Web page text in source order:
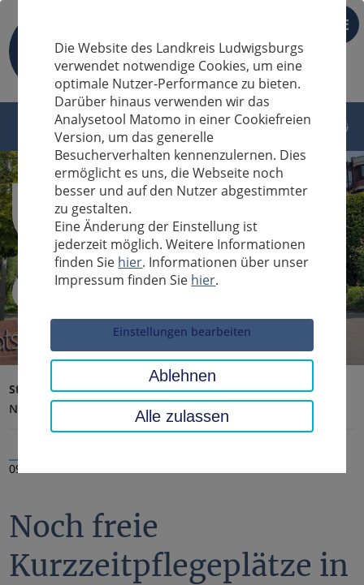
DE
Sucheingabe
Startseite Landratsamt, Landkreis
Aktuelles
Nachrichten
09.12.2025
Noch freie
Kurzzeitpflegeplätze in
Die Website des Landkreis Ludwigsburgs
verwendet notwendige Cookies, um eine
optimale Nutzer-Performance zu bieten.
Darüber hinaus verwenden wir das
Analysetool Matomo in einer Cookiefreien
Version, um das generelle
Besucherverhalten kennenzulernen. Dies
ermöglicht es uns, die Webseite noch
besser und auf den Nutzer abgestimmter
zu gestalten.
Eine Änderung der Einstellung ist
jederzeit möglich. Weitere Informationen
finden Sie hier. Informationen über unser
Impressum finden Sie hier.
Einstellungen bearbeiten
Ablehnen
Alle zulassen